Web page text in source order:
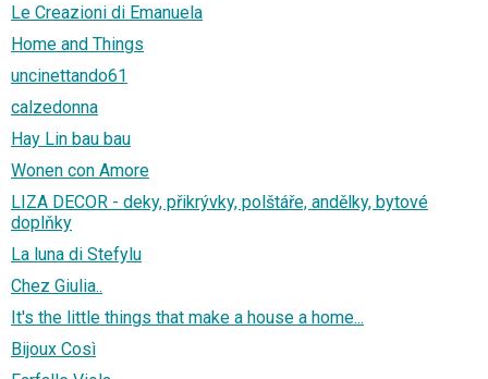
Le Creazioni di Emanuela
Home and Things
uncinettando61
calzedonna
Hay Lin bau bau
Wonen con Amore
LIZA DECOR - deky, přikrývky, polštáře, andělky, bytové
doplňky
La luna di Stefylu
Chez Giulia..
It's the little things that make a house a home...
Bijoux Così